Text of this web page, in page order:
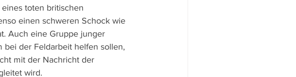
toten britischen
einen schweren Schock wie
Auch eine Gruppe junger
bei der Feldarbeit helfen sollen,
mit der Nachricht der
wird.